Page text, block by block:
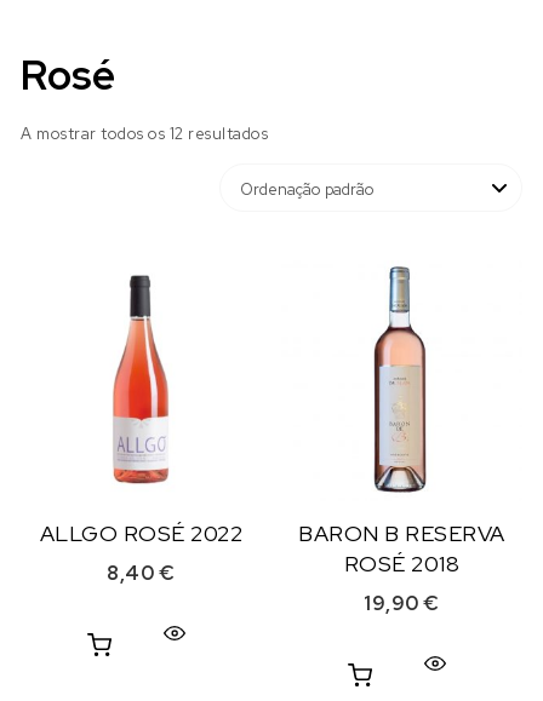
Rosé
A mostrar todos os 12 resultados
ALLGO ROSÉ 2022
8,40€
BARON B RESERVA
ROSÉ 2018
19,90€